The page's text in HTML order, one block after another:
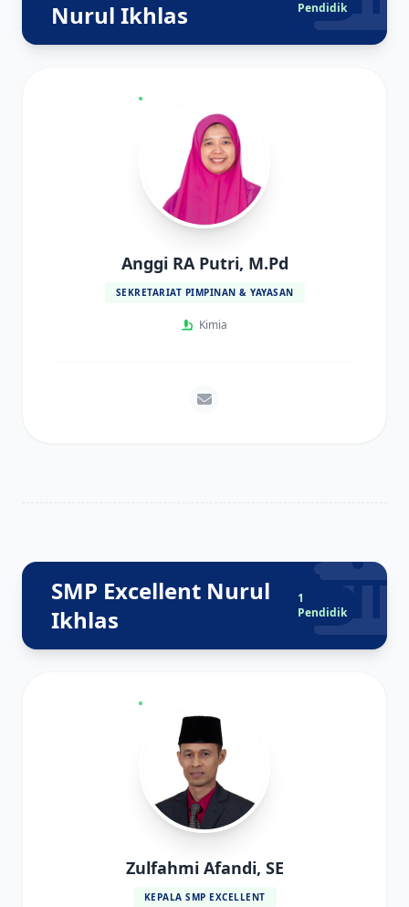
Nurul Ikhlas
Pendidik
Anggi RA Putri, M.Pd
SEKRETARIAT PIMPINAN & YAYASAN
Kimia
SMP Excellent Nurul
Ikhlas
1
Pendidik
Zulfahmi Afandi, SE
KEPALA SMP EXCELLENT